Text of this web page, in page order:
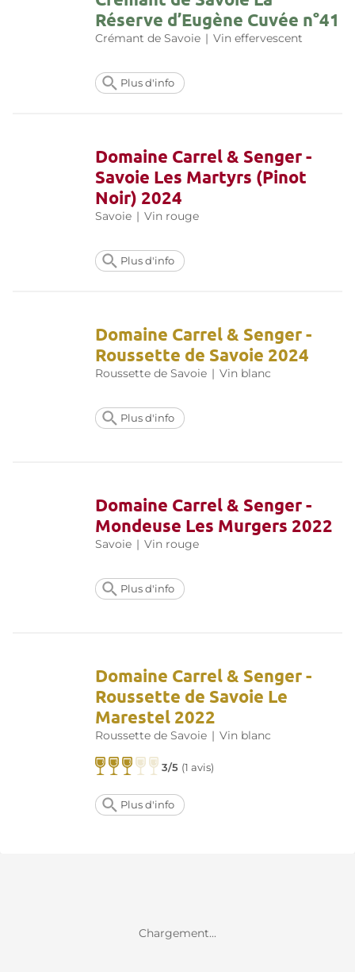
Réserve d’Eugène Cuvée n°41
Crémant de Savoie | Vin effervescent
Plus d'info
Domaine Carrel & Senger -
Savoie Les Martyrs (Pinot
Noir) 2024
Savoie | Vin rouge
Plus d'info
Domaine Carrel & Senger -
Roussette de Savoie 2024
Roussette de Savoie | Vin blanc
Plus d'info
Domaine Carrel & Senger -
Mondeuse Les Murgers 2022
Savoie | Vin rouge
Plus d'info
Domaine Carrel & Senger -
Roussette de Savoie Le
Marestel 2022
Roussette de Savoie | Vin blanc
3/5 (1 avis)
Plus d'info
Chargement...